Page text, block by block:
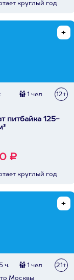
круглый год
1 чел 12+
питбайка 125-
₽
круглый год
ч. 1 чел 21+
Москвы